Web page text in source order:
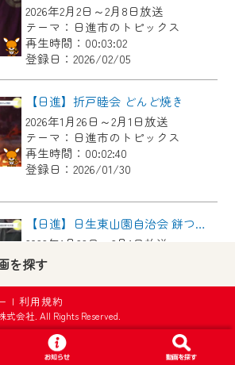
2026年2月2日～2月8日放送
テーマ：日進市のトピックス
再生時間：00:03:02
登録日：2026/02/05
【日進】折戸睦会 どんど焼き
2026年1月26日～2月1日放送
テーマ：日進市のトピックス
再生時間：00:02:40
登録日：2026/01/30
【日進】日生東山園自治会 餅つき大会
2026年1月26日～2月1日放送
テーマ：日進市のトピックス
再生時間：00:02:20
登録日：2026/01/30
【日進】令和８年二十歳の集い
2026年1月26日～2月1日放送
を探す
|利用規約
会社. All Rights Reserved.
日からはご加入者様へのサー
め、
TV』を利用いただくには、
を除き、
への加入と『CCNetマイ
ログインが必要となりま
Web TVを含むCCNetの
ご利用頂くためのIDです。
使っているメールアドレス
。